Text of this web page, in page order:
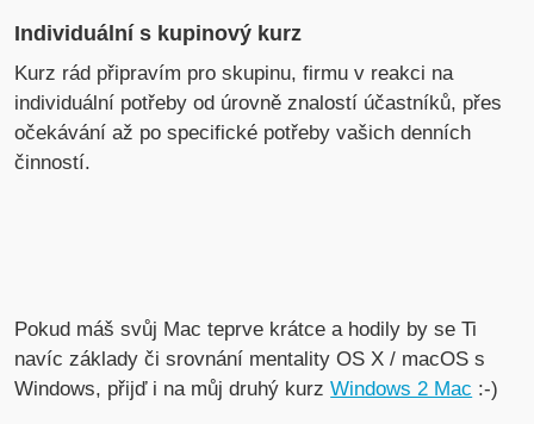
Individuální s kupinový kurz
Kurz rád připravím pro skupinu, firmu v reakci na
individuální potřeby od úrovně znalostí účastníků, přes
očekávání až po specifické potřeby vašich denních
činností.
Pokud máš svůj Mac teprve krátce a hodily by se Ti
navíc základy či srovnání mentality OS X / macOS s
Windows, přijď i na můj druhý kurzWindows 2 Mac :-)